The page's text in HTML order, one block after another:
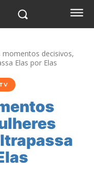
momentos decisivos,
Elas por Elas